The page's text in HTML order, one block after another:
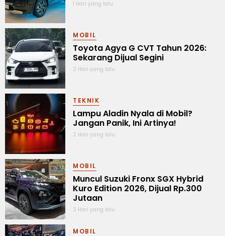
1 Hari yang lalu
MOBIL
Toyota Agya G CVT Tahun 2026:
Sekarang Dijual Segini
2 Hari yang lalu
TEKNIK
Lampu Aladin Nyala di Mobil?
Jangan Panik, Ini Artinya!
2 Hari yang lalu
MOBIL
Muncul Suzuki Fronx SGX Hybrid
Kuro Edition 2026, Dijual Rp.300
Jutaan
2 Hari yang lalu
MOBIL